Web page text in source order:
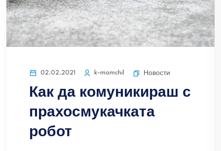
02.02.2021 k-momchil Новости
Как да комуникираш с
прахосмукачката
робот